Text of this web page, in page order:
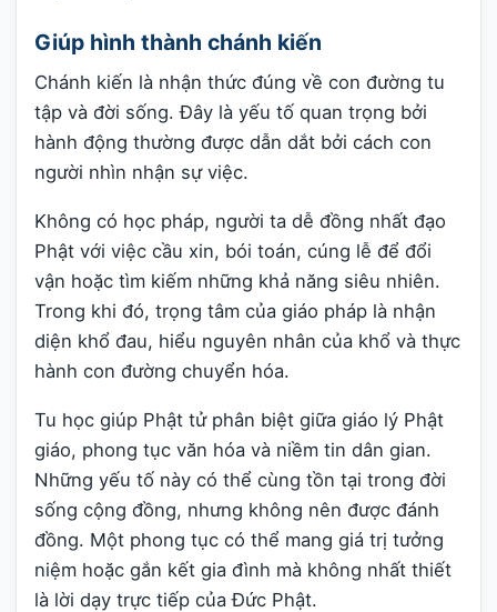
Giúp hình thành chánh kiến
Chánh kiến là nhận thức đúng về con đường tu
tập và đời sống. Đây là yếu tố quan trọng bởi
hành động thường được dẫn dắt bởi cách con
người nhìn nhận sự việc.
Không có học pháp, người ta dễ đồng nhất đạo
Phật với việc cầu xin, bói toán, cúng lễ để đổi
vận hoặc tìm kiếm những khả năng siêu nhiên.
Trong khi đó, trọng tâm của giáo pháp là nhận
diện khổ đau, hiểu nguyên nhân của khổ và thực
hành con đường chuyển hóa.
Tu học giúp Phật tử phân biệt giữa giáo lý Phật
giáo, phong tục văn hóa và niềm tin dân gian.
Những yếu tố này có thể cùng tồn tại trong đời
sống cộng đồng, nhưng không nên được đánh
đồng. Một phong tục có thể mang giá trị tưởng
niệm hoặc gắn kết gia đình mà không nhất thiết
là lời dạy trực tiếp của Đức Phật.